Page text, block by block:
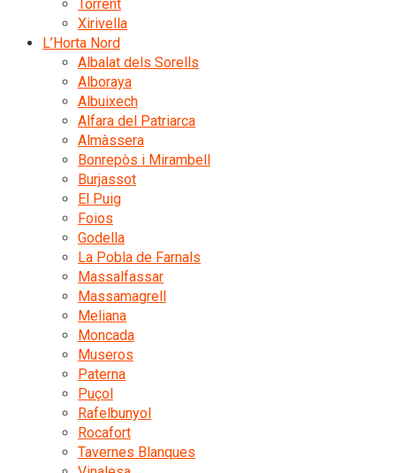
Torrent
Xirivella
L’Horta Nord
Albalat dels Sorells
Alboraya
Albuixech
Alfara del Patriarca
Almàssera
Bonrepòs i Mirambell
Burjassot
El Puig
Foios
Godella
La Pobla de Farnals
Massalfassar
Massamagrell
Meliana
Moncada
Museros
Paterna
Puçol
Rafelbunyol
Rocafort
Tavernes Blanques